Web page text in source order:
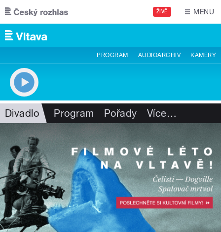
Přejít k hlavnímu obsahu
ŽIVĚ MENU
PROGRAM AUDIOARCHIV KAMERY
Divadlo Program Pořady Více…